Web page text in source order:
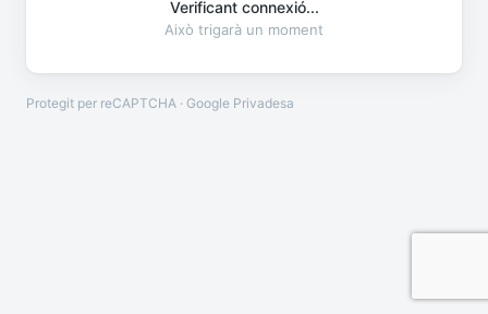
Verificant connexió...
Això trigarà un moment
Protegit per reCAPTCHA · Google Privadesa